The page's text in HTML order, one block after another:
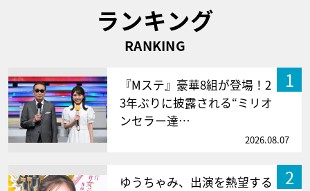
ランキング
RANKING
1
『Mステ』豪華8組が登場！2
3年ぶりに披露される“ミリオ
ンセラー達…
2026.08.07
2
ゆうちゃみ、出演を熱望する